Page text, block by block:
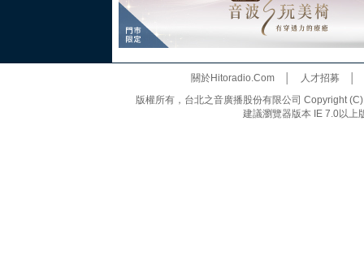
關於Hitoradio.Com│ 人才招募
版權所有，台北之音廣播股份有限公司 Copyright
建議瀏覽器版本 IE 7.0以上